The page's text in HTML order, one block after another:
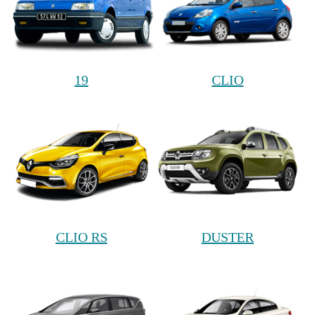
19 CLIO
CLIO RS DUSTER